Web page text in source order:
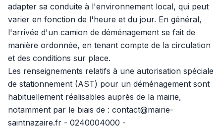
adapter sa conduite à l'environnement local, qui peut
varier en fonction de l'heure et du jour. En général,
l'arrivée d'un camion de déménagement se fait de
manière ordonnée, en tenant compte de la circulation
et des conditions sur place.
Les renseignements relatifs à une autorisation spéciale
de stationnement (AST) pour un déménagement sont
habituellement réalisables auprès de la mairie,
notamment par le biais de : contact@mairie-
saintnazaire.fr - 0240004000 -